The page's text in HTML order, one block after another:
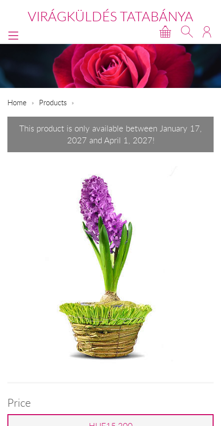
VIRÁGKÜLDÉS TATABÁNYA
Home Products
This product is only available between January 17,
2027 and April 1, 2027!
Price